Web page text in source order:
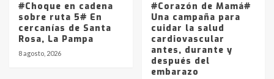
#Choque en cadena
sobre ruta 5# En
cercanías de Santa
Rosa, La Pampa
8 agosto, 2026
#Corazón de Mamá#
Una campaña para
cuidar la salud
cardiovascular
antes, durante y
después del
embarazo